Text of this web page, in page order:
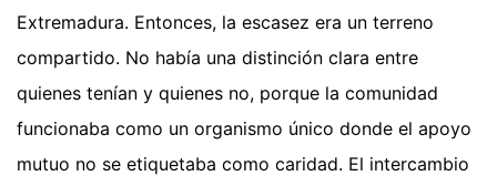
Extremadura. Entonces, la escasez era un terreno
compartido. No había una distinción clara entre
quienes tenían y quienes no, porque la comunidad
funcionaba como un organismo único donde el apoyo
mutuo no se etiquetaba como caridad. El intercambio